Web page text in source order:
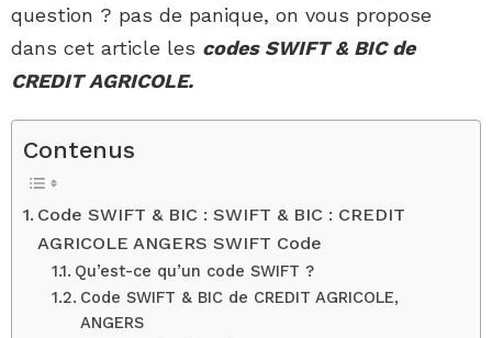
question ? pas de panique, on vous propose
dans cet article les codes SWIFT & BIC de
CREDIT AGRICOLE.
Contenus
Code SWIFT & BIC : SWIFT & BIC : CREDIT
AGRICOLE ANGERS SWIFT Code
Qu’est-ce qu’un code SWIFT ?
Code SWIFT & BIC de CREDIT AGRICOLE,
ANGERS